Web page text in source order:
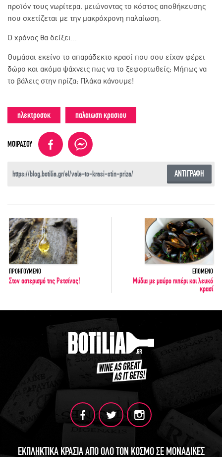
προϊόν τους νωρίτερα, μειώνοντας το κόστος αποθήκευσης
που σχετίζεται με την μακρόχρονη παλαίωση.
Ο χρόνος θα δείξει...
Θυμάσαι εκείνο το απαράδεκτο κρασί που σου είχαν φέρει
δώρο και ακόμα ψάχνεις πως να το ξεφορτωθείς; Μήπως να
το βάλεις στην πρίζα; Πλάκα κάνουμε!
ηλεκτροσοκ παλαιωση κρασιου
ΜΟΙΡΑΣΟΥ
ΑΝΤΙΓΡΑΦΗ
ΠΡΟΗΓΟΥΜΕΝΟ
Στον αστερισμό της Ρετσίνας!
ΕΠΟΜΕΝΟ
Μύδια με μαύρο πιπέρι και λευκό
κρασί
ΕΚΠΛΗΚΤΙΚΑ ΚΡΑΣΙΑ ΑΠΟ ΟΛΟ ΤΟΝ ΚΟΣΜΟ ΣΕ ΜΟΝΑΔΙΚΕΣ